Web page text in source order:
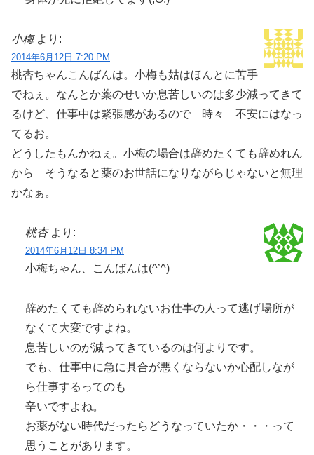
小梅 より:
2014年6月12日 7:20 PM
桃杏ちゃんこんばんは。小梅も姑はほんとに苦手
でねぇ。なんとか薬のせいか息苦しいのは多少減ってきて
るけど、仕事中は緊張感があるので 時々 不安にはなっ
てるお。
どうしたもんかねぇ。小梅の場合は辞めたくても辞めれん
から そうなると薬のお世話になりながらじゃないと無理
かなぁ。
桃杏 より:
2014年6月12日 8:34 PM
小梅ちゃん、こんばんは(^’^)
辞めたくても辞められないお仕事の人って逃げ場所が
なくて大変ですよね。
息苦しいのが減ってきているのは何よりです。
でも、仕事中に急に具合が悪くならないか心配しなが
ら仕事するってのも
辛いですよね。
お薬がない時代だったらどうなっていたか・・・って
思うことがあります。